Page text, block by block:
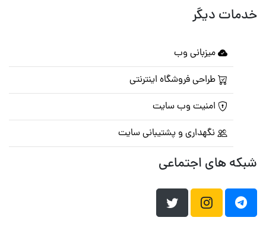
خدمات دیگر
میزبانی وب
طراحی فروشگاه اینترنتی
امنیت وب سایت
نگهداری و پشتیبانی سایت
شبکه های اجتماعی